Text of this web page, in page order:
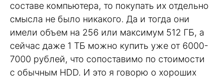
составе компьютера, то покупать их отдельно
смысла не было никакого. Да и тогда они
имели объем на 256 или максимум 512 ГБ, а
сейчас даже 1 ТБ можно купить уже от 6000-
7000 рублей, что сопоставимо по стоимости
с обычным HDD. И это я говорю о хороших